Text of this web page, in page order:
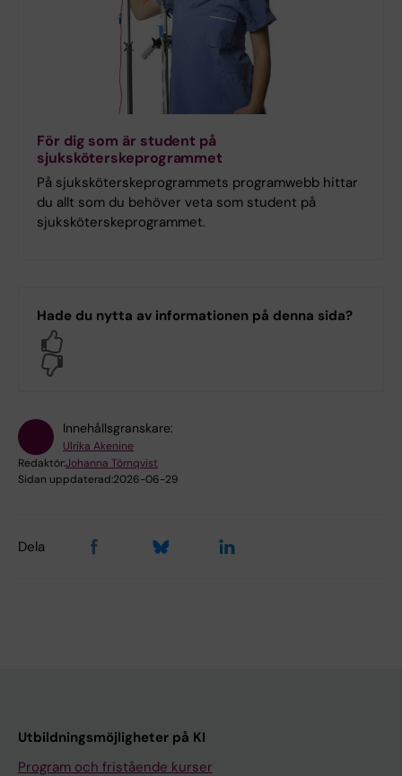
För dig som är student på
sjuksköterskeprogrammet
På sjuksköterskeprogrammets programwebb hittar
du allt som du behöver veta som student på
sjuksköterskeprogrammet.
Hade du nytta av informationen på denna sida?
Innehållsgranskare:
Ulrika Akenine
Redaktör:Johanna Törnqvist
Sidan uppdaterad:2026-06-29
Dela
Utbildningsmöjligheter på KI
Program och fristående kurser